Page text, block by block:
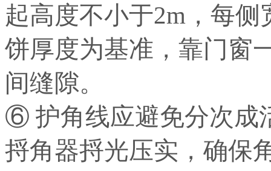
起高度不小于2m，每
饼厚度为基准，靠门窗
间缝隙。
⑥ 护角线应避免分次成
捋角器捋光压实，确保